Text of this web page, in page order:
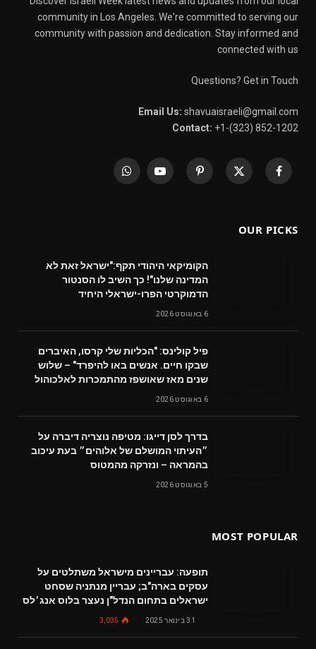
community in Los Angeles. We're committed to serving our
community with passion and dedication. Stay informed and
connected with us
Questions? Get in Touch
Email Us: shavuaisraeli@gmail.com
Contact: +1-(323) 852-1202
Facebook
X
Pinterest
YouTube
WhatsApp
OUR PICKS
הקומיקאי היהודי תקף:"ישראל זאת לא
המדינה שלנו"! כך השיב לו הסנטור
הדמוקרטי הפרו-ישראלי היחיד
6 באוגוסט 2026
פיל קולינס: "הכליות שלי קרסו, האיברים
שבקו חיים. אנשים באו להיפרד" – שלוש
שנים מאז שאושפז מהתמכרות לאלכוהול
6 באוגוסט 2026
בדרך לסן דייגו: מטיפה נוצריה דיברה על
״העיתוי המושלם של אלוהים״ בעת עיכוב
בהמראה – ונזרקה מהמטוס
5 באוגוסט 2026
MOST POPULAR
תופעה: עבריינים מישראל משתלטים על
עסקים בארה"ב; עבריין מנתניה שסחט
ישראלים בתחום הנדל"ן נעצר בלוס אנג׳לס
31 בינואר 2025 3,035